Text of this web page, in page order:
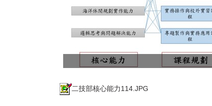
二技部核心能力114.JPG